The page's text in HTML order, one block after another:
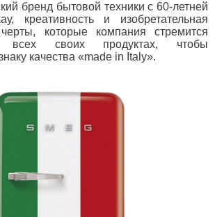
бренд бытовой техники с 60-летней
креативность и изобретательная
которые компания стремится
всех своих продуктах, чтобы
качества «made in Italy».